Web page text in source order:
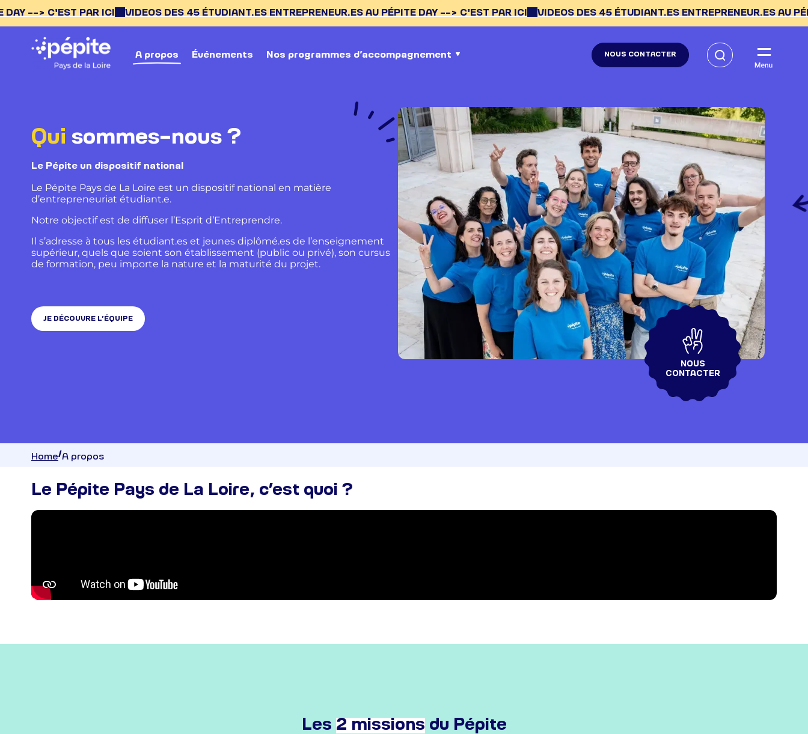
ICI VIDEOS DES 45 ÉTUDIANT.ES ENTREPRENEUR.ES AU PÉPITE DAY --> C'EST PAR ICI VIDEOS DES 45 ÉTUDIANT.ES ENTREPRENEUR.ES AU PÉPITE DAY -->
A propos Événements Nos programmes d’accompagnement NOUS CONTACTER
Qui sommes-nous ?
Le Pépite un dispositif national
Le Pépite Pays de La Loire est un dispositif national en matière
d’entrepreneuriat étudiant.e.
Notre objectif est de diffuser l’Esprit d’Entreprendre.
Il s’adresse à tous les étudiant.es et jeunes diplômé.es de l’enseignement
supérieur, quels que soient son établissement (public ou privé), son cursus
de formation, peu importe la nature et la maturité du projet.
JE DÉCOUVRE L’ÉQUIPE
NOUS
CONTACTER
Home A propos
Le Pépite Pays de La Loire, c’est quoi ?
Les 2 missions du Pépite